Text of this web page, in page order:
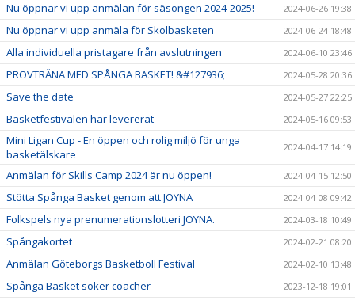
Nu öppnar vi upp anmälan för säsongen 2024-2025! 2024-06-26 19:38
Nu öppnar vi upp anmäla för Skolbasketen 2024-06-24 18:48
Alla individuella pristagare från avslutningen 2024-06-10 23:46
PROVTRÄNA MED SPÅNGA BASKET! &#127936; 2024-05-28 20:36
Save the date 2024-05-27 22:25
Basketfestivalen har levererat 2024-05-16 09:53
Mini Ligan Cup - En öppen och rolig miljö för unga
basketälskare
2024-04-17 14:19
Anmälan för Skills Camp 2024 är nu öppen! 2024-04-15 12:50
Stötta Spånga Basket genom att JOYNA 2024-04-08 09:42
Folkspels nya prenumerationslotteri JOYNA. 2024-03-18 10:49
Spångakortet 2024-02-21 08:20
Anmälan Göteborgs Basketboll Festival 2024-02-10 13:48
Spånga Basket söker coacher 2023-12-18 19:01